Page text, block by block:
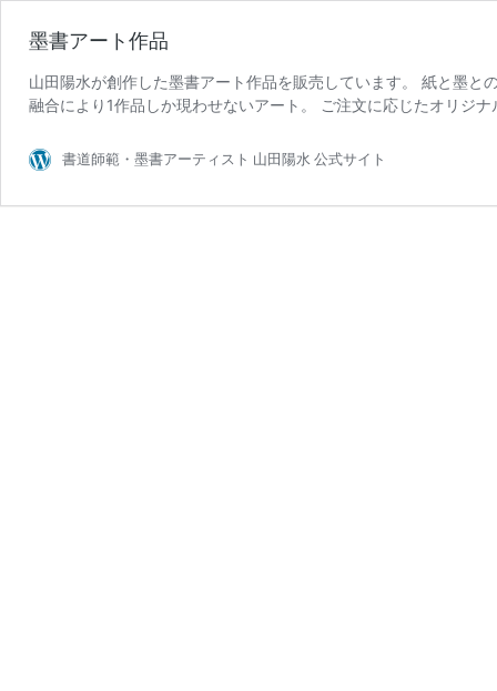
墨書アート作品
山田陽水が創作した墨書アート作品を販売しています。 紙と墨
融合により1作品しか現わせないアート。 ご注文に応じたオリジ
書道師範・墨書アーティスト 山田陽水 公式サイト